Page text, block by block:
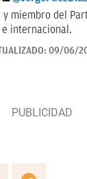
miembro del
internacional.
09/06/